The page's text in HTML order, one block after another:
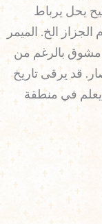
يحل يرباط
الخ. الميمر
مشوق بالرغم من
قد يرقى تاريخ
يعلم في منطقة